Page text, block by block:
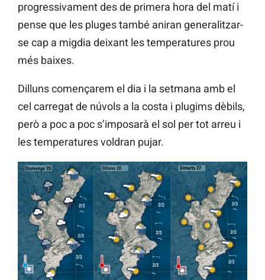
progressivament des de primera hora del matí i
pense que les pluges també aniran generalitzar-
se cap a migdia deixant les temperatures prou
més baixes.
Dilluns començarem el dia i la setmana amb el
cel carregat de núvols a la costa i plugims dèbils,
però a poc a poc s’imposarà el sol per tot arreu i
les temperatures voldran pujar.